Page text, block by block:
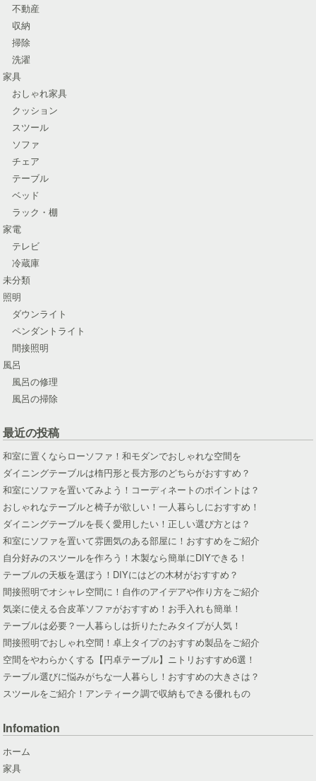
不動産
収納
掃除
洗濯
家具
おしゃれ家具
クッション
スツール
ソファ
チェア
テーブル
ベッド
ラック・棚
家電
テレビ
冷蔵庫
未分類
照明
ダウンライト
ペンダントライト
間接照明
風呂
風呂の修理
風呂の掃除
最近の投稿
和室に置くならローソファ！和モダンでおしゃれな空間を
ダイニングテーブルは楕円形と長方形のどちらがおすすめ？
和室にソファを置いてみよう！コーディネートのポイントは？
おしゃれなテーブルと椅子が欲しい！一人暮らしにおすすめ！
ダイニングテーブルを長く愛用したい！正しい選び方とは？
和室にソファを置いて雰囲気のある部屋に！おすすめをご紹介
自分好みのスツールを作ろう！木製なら簡単にDIYできる！
テーブルの天板を選ぼう！DIYにはどの木材がおすすめ？
間接照明でオシャレ空間に！自作のアイデアや作り方をご紹介
気楽に使える合皮革ソファがおすすめ！お手入れも簡単！
テーブルは必要？一人暮らしは折りたたみタイプが人気！
間接照明でおしゃれ空間！卓上タイプのおすすめ製品をご紹介
空間をやわらかくする【円卓テーブル】ニトリおすすめ6選！
テーブル選びに悩みがちな一人暮らし！おすすめの大きさは？
スツールをご紹介！アンティーク調で収納もできる優れもの
Infomation
ホーム
家具